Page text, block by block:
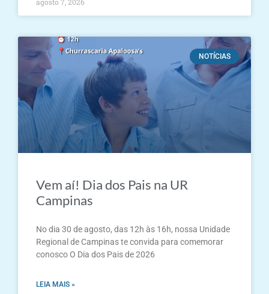
NOTÍCIAS
Vem aí! Dia dos Pais na UR
Campinas
No dia 30 de agosto, das 12h às 16h, nossa Unidade
Regional de Campinas te convida para comemorar
conosco O Dia dos Pais de 2026
LEIA MAIS »